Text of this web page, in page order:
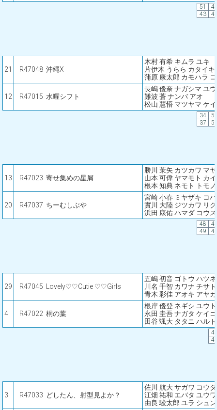
51
43
21 R47048 沖縄X
木村 有希 キムラ ユキ
片伊木 うらら カタイキ
蒲原 康太郎 カモハラ
12 R47015 水曜シフト
長嶋 優奈 ナガシマ ユ
難波 蒼 ナンバ アオ
松山 慧悟 マツヤマ ケ
34
37
13 R47023 寄せ集めの星屑
勝川 茉矢 カツカワ マヤ
山本 可偉 ヤマモト カイ
根本 知典 ネモト トモ
20 R47037 ちーむしぶや
宮崎 小春 ミヤザキ コ
實川 大陸 ジツカワ リク
浜田 康佑 ハマダ コウ
48
49
29 R47045 Lovely♡♡Cutie ♡♡Girls
五嶋 初音 ゴトウ ハツネ
川名 千智 カワナ チサト
青木 彩佳 アオキ アヤカ
4 R47022 桐の葉
根岸 優登 ネギシ ユウト
永田 圭吾 ナガタ ケイゴ
田谷 颯大 タタニ ハルト
3 R47033 どしたん、射型見よか？
佐川 航大 サガワ コウ
江畑 祐和 エバタ ユウワ
由良 駿太郎 ユラ シュ